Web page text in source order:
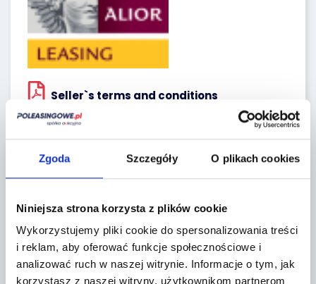
Zgoda Szczegóły O plikach cookies
Niniejsza strona korzysta z plików cookie
Wykorzystujemy pliki cookie do spersonalizowania treści
i reklam, aby oferować funkcje społecznościowe i
analizować ruch w naszej witrynie. Informacje o tym, jak
korzystasz z naszej witryny, użytkownikom partnerom
Seller`s terms and conditions
Localization:
Żytnia 2
+
−